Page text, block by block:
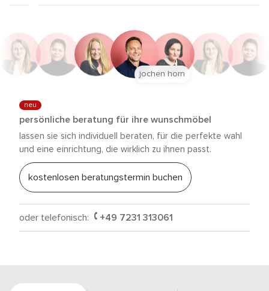
neu
persönliche beratung für ihre wunschmöbel
lassen sie sich individuell beraten, für die perfekte wahl
und eine einrichtung, die wirklich zu ihnen passt.
kostenlosen beratungstermin buchen
oder telefonisch: +49 7231 313061
jochen horn